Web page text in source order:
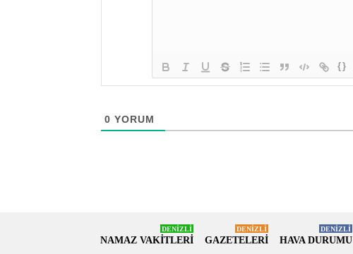
{}
0 YORUM
NAMAZ VAKİTLERİ
DENİZLİ
GAZETELERİ
DENİZLİ
HAVA DURUMU
DENİZLİ